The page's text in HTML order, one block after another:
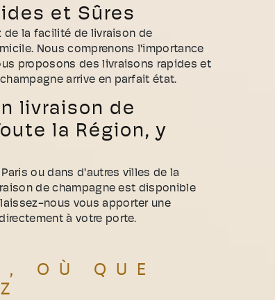
et Sûres
de la facilité de livraison de
Nous comprenons l'importance
proposons des livraisons rapides et
arrive en parfait état.
livraison de
la Région, y
ou dans d'autres villes de la
de champagne est disponible
nous vous apporter une
à votre porte.
OÙ QUE